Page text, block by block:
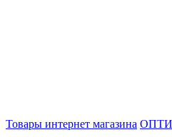
Товары интернет магазина